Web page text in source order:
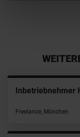
Inbetriebnehmer
Freelance, München